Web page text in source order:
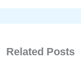
Related Posts